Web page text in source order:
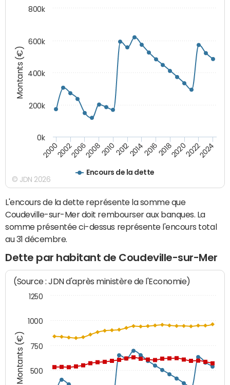
Montants (€)
Encours de la dette
200020022006200820102012201420162018202020222024
0k
200k
400k
600k
800k
© JDN 2026
L'encours de la dette représente la somme que
Coudeville-sur-Mer doit rembourser aux banques. La
somme présentée ci-dessus représente l'encours total
au 31 décembre.
Dette par habitant de Coudeville-sur-Mer
Montants (€)
(Source : JDN d'après ministère de l'Economie)
500
750
1000
1250